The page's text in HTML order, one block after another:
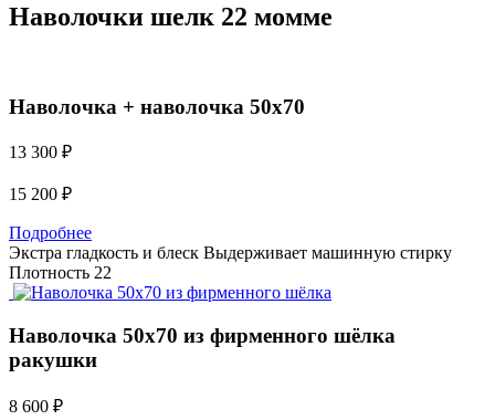
Наволочки шелк 22 момме
Наволочка + наволочка 50х70
13 300 ₽
15 200 ₽
Подробнее
Экстра гладкость и блеск Выдерживает машинную стирку
Плотность 22
Наволочка 50х70 из фирменного шёлка
ракушки
8 600 ₽